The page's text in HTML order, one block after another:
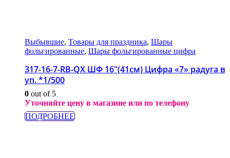
Выбывшие, Товары для праздника, Шары
фольгированные, Шары фольгированные цифра
317-16-7-RB-QX ШФ 16″(41см) Цифра «7» радуга в
уп. *1/500
0 out of 5
Уточняйте цену в магазине или по телефону
ПОДРОБНЕЕ